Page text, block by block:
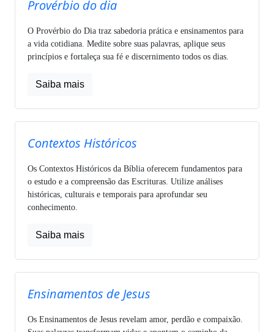
Provérbio do dia
O Provérbio do Dia traz sabedoria prática e ensinamentos para
a vida cotidiana. Medite sobre suas palavras, aplique seus
princípios e fortaleça sua fé e discernimento todos os dias.
Saiba mais
Contextos Históricos
Os Contextos Históricos da Bíblia oferecem fundamentos para
o estudo e a compreensão das Escrituras. Utilize análises
históricas, culturais e temporais para aprofundar seu
conhecimento.
Saiba mais
Ensinamentos de Jesus
Os Ensinamentos de Jesus revelam amor, perdão e compaixão.